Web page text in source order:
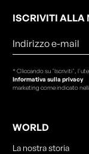
ISCRIVITI ALLA
* Cliccando su "Iscriviti",
Informativa sulla privacy
marketing come indicato
WORLD
La nostra storia